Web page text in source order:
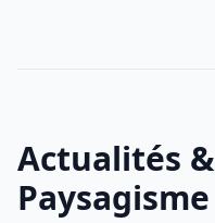
Actualités
Paysagisme